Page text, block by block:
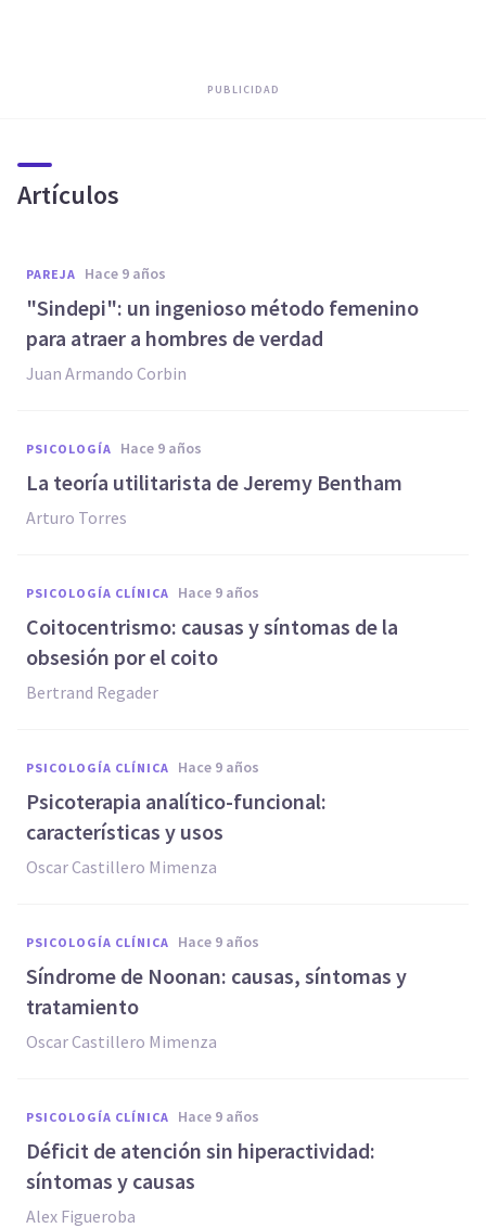
PUBLICIDAD
Artículos
PAREJA hace 9 años
"Sindepi": un ingenioso método femenino
para atraer a hombres de verdad
Juan Armando Corbin
PSICOLOGÍA hace 9 años
​La teoría utilitarista de Jeremy Bentham
Arturo Torres
PSICOLOGÍA CLÍNICA hace 9 años
Coitocentrismo: causas y síntomas de la
obsesión por el coito
Bertrand Regader
PSICOLOGÍA CLÍNICA hace 9 años
​Psicoterapia analítico-funcional:
características y usos
Oscar Castillero Mimenza
PSICOLOGÍA CLÍNICA hace 9 años
Síndrome de Noonan: causas, síntomas y
tratamiento
Oscar Castillero Mimenza
PSICOLOGÍA CLÍNICA hace 9 años
Déficit de atención sin hiperactividad:
síntomas y causas
Alex Figueroba